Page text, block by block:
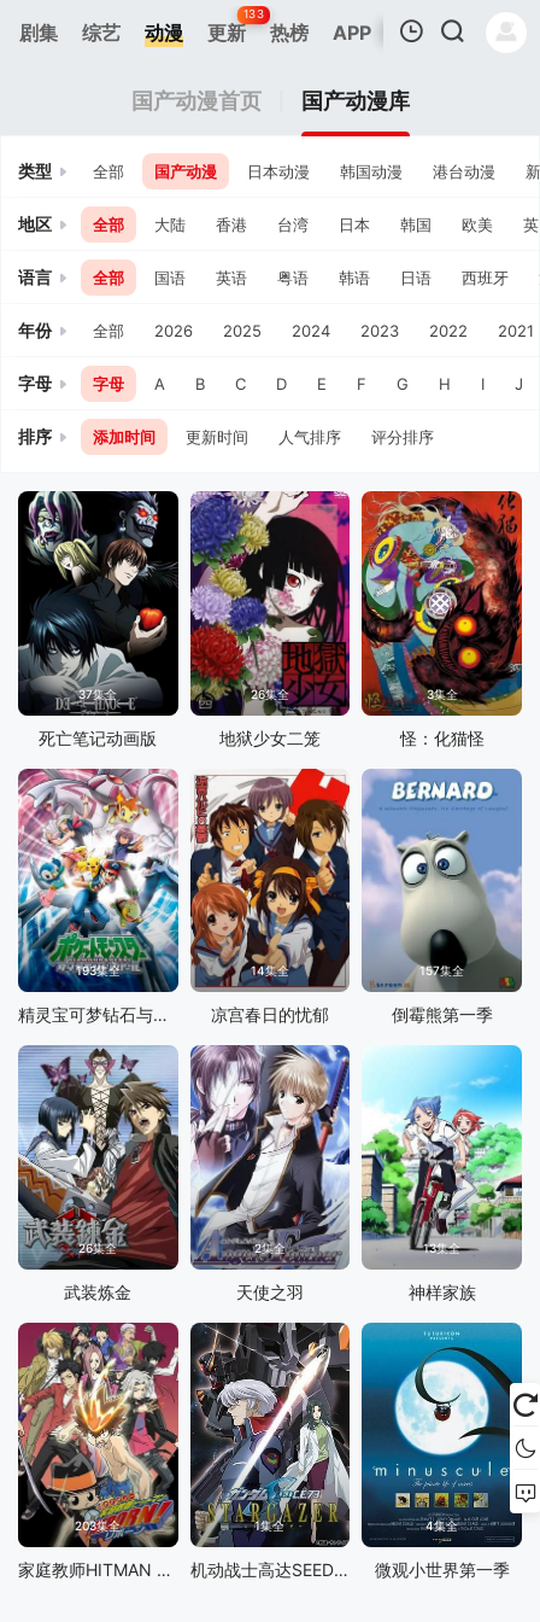
剧集 综艺 动漫 更新
133
热榜 APP
我的观影记录
暂无观看影片的记录
国产动漫首页 国产动漫库
类型 全部 国产动漫 日本动漫 韩国动漫 港台动漫
地区 全部 大陆 香港 台湾 日本 韩国 欧美
语言 全部 国语 英语 粤语 韩语 日语 西班牙
年份 全部 2026 2025 2024 2023 2022 2021
字母 字母 A B C D E F G H I J
排序 添加时间 更新时间 人气排序 评分排序
37集全
死亡笔记动画版
26集全
地狱少女二笼
3集全
怪：化猫怪
193集全
精灵宝可梦钻石与珍珠
14集全
凉宫春日的忧郁
157集全
倒霉熊第一季
26集全
武装炼金
2集全
天使之羽
13集全
神样家族
203集全
家庭教师HITMAN REBORN!
1集全
机动战士高达SEED C.E.73 -观星者
4集全
微观小世界第一季